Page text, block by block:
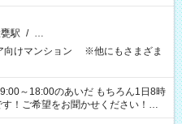
駅 / …
向けマンション ※他にもさまざま
～18:00のあいだ もちろん1日8時
す！ご希望をお聞かせください！★
場合も遠慮なくご相談ください。